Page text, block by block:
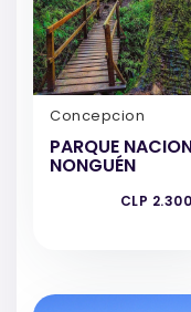
Concepcion
PARQUE
NONGUÉN
CLP